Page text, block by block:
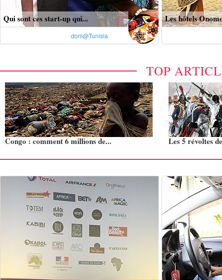
Qui sont ces start-up qui...
dom@Tunisia
Les hôtels
TOP
Congo : comment 6 millions de... Les 5 révoltes